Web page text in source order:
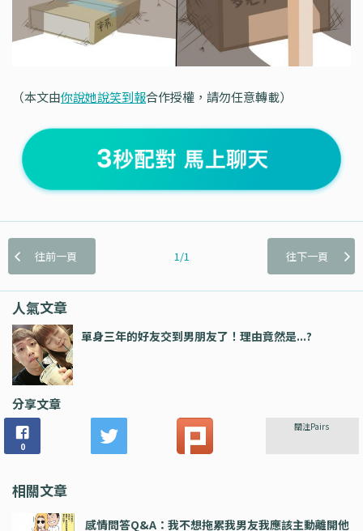
（本文由你說她說笑到報合作授權，請勿任意轉載）
往前一頁 1/1 往下一頁
人氣文章
單身三年的好友交到男朋友了！理由竟然是...?
分享文章
0
關注Pairs
相關文章
感情問答Q&A：我不想拖累我男友我應該主動離開他